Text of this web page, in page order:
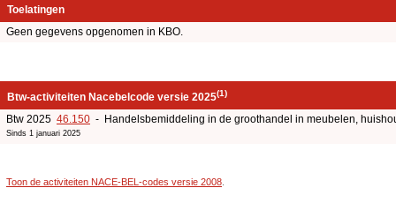
Toelatingen
Geen gegevens opgenomen in KBO.
Btw-activiteiten Nacebelcode versie 2025(1)
Btw 2025 46.150 - Handelsbemiddeling in de groothandel in meubelen,
Sinds 1 januari 2025
Toon de activiteiten NACE-BEL-codes versie 2008